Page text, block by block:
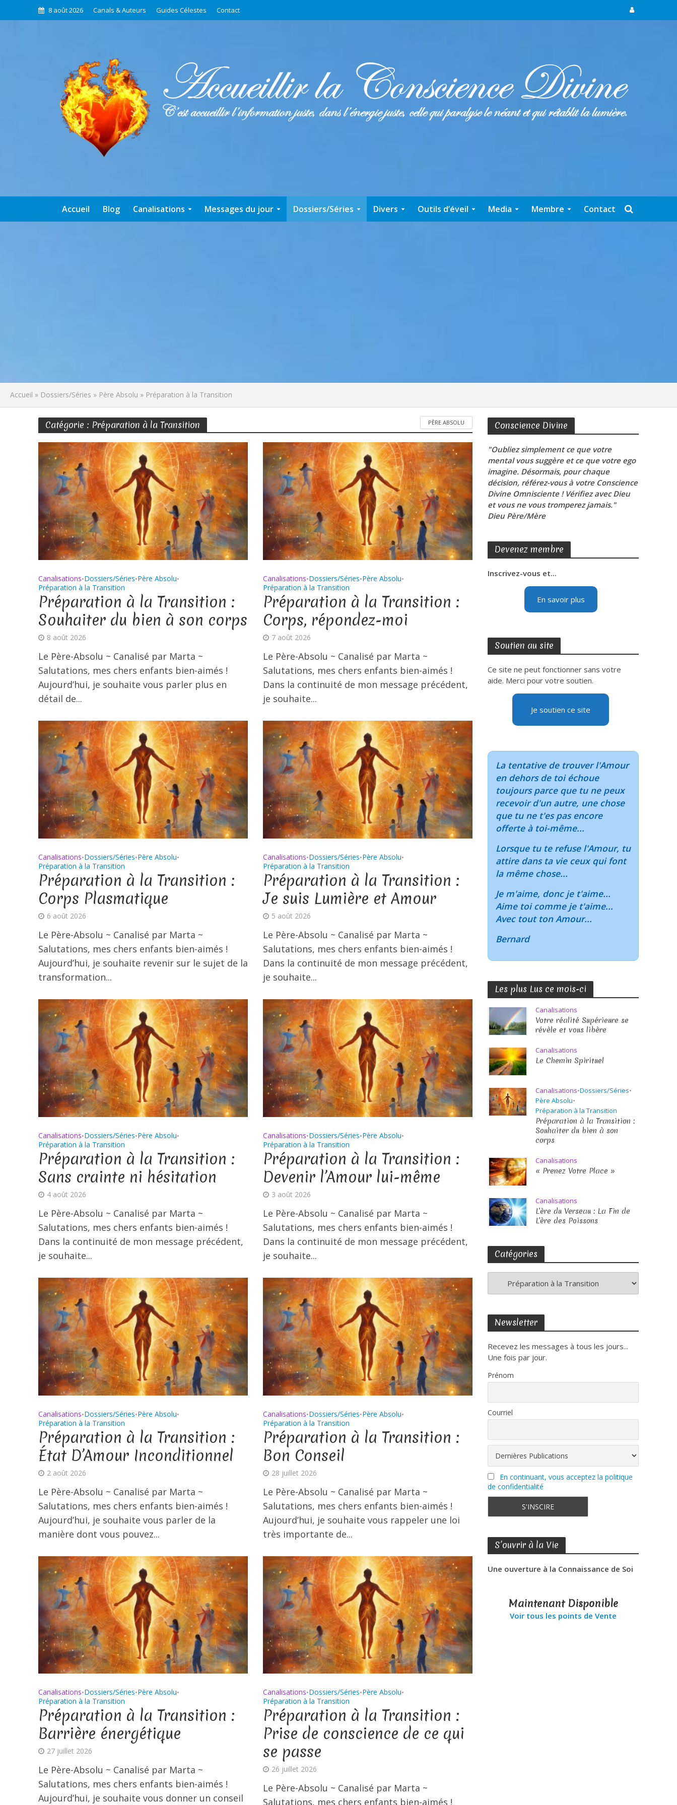
8 août 2026 Canals & Auteurs Guides Célestes Contact
Accueil Blog Canalisations Messages du jour Dossiers/Séries Divers Outils d’éveil Media Membre Contact
Accueil » Dossiers/Séries » Père Absolu » Préparation à la Transition
Catégorie : Préparation à la Transition PÈRE ABSOLU
Canalisations•Dossiers/Séries•Père Absolu•
Préparation à la Transition
Préparation à la Transition :
Souhaiter du bien à son corps
8 août 2026
Le Père-Absolu ~ Canalisé par Marta ~
Salutations, mes chers enfants bien-aimés !
Aujourd’hui, je souhaite vous parler plus en
détail de...
Canalisations•Dossiers/Séries•Père Absolu•
Préparation à la Transition
Préparation à la Transition :
Corps, répondez-moi
7 août 2026
Le Père-Absolu ~ Canalisé par Marta ~
Salutations, mes chers enfants bien-aimés !
Dans la continuité de mon message précédent,
je souhaite...
Canalisations•Dossiers/Séries•Père Absolu•
Préparation à la Transition
Préparation à la Transition :
Corps Plasmatique
6 août 2026
Le Père-Absolu ~ Canalisé par Marta ~
Salutations, mes chers enfants bien-aimés !
Aujourd’hui, je souhaite revenir sur le sujet de la
transformation...
Canalisations•Dossiers/Séries•Père Absolu•
Préparation à la Transition
Préparation à la Transition :
Je suis Lumière et Amour
5 août 2026
Le Père-Absolu ~ Canalisé par Marta ~
Salutations, mes chers enfants bien-aimés !
Dans la continuité de mon message précédent,
je souhaite...
Canalisations•Dossiers/Séries•Père Absolu•
Préparation à la Transition
Préparation à la Transition :
Sans crainte ni hésitation
4 août 2026
Le Père-Absolu ~ Canalisé par Marta ~
Salutations, mes chers enfants bien-aimés !
Dans la continuité de mon message précédent,
je souhaite...
Canalisations•Dossiers/Séries•Père Absolu•
Préparation à la Transition
Préparation à la Transition :
Devenir l’Amour lui-même
3 août 2026
Le Père-Absolu ~ Canalisé par Marta ~
Salutations, mes chers enfants bien-aimés !
Dans la continuité de mon message précédent,
je souhaite...
Canalisations•Dossiers/Séries•Père Absolu•
Préparation à la Transition
Préparation à la Transition :
État D’Amour Inconditionnel
2 août 2026
Le Père-Absolu ~ Canalisé par Marta ~
Salutations, mes chers enfants bien-aimés !
Aujourd’hui, je souhaite vous parler de la
manière dont vous pouvez...
Canalisations•Dossiers/Séries•Père Absolu•
Préparation à la Transition
Préparation à la Transition :
Bon Conseil
28 juillet 2026
Le Père-Absolu ~ Canalisé par Marta ~
Salutations, mes chers enfants bien-aimés !
Aujourd’hui, je souhaite vous rappeler une loi
très importante de...
Canalisations•Dossiers/Séries•Père Absolu•
Préparation à la Transition
Préparation à la Transition :
Barrière énergétique
27 juillet 2026
Le Père-Absolu ~ Canalisé par Marta ~
Salutations, mes chers enfants bien-aimés !
Aujourd’hui, je souhaite vous donner un conseil
Canalisations•Dossiers/Séries•Père Absolu•
Préparation à la Transition
Préparation à la Transition :
Prise de conscience de ce qui
se passe
26 juillet 2026
Le Père-Absolu ~ Canalisé par Marta ~
Salutations, mes chers enfants bien-aimés !
Conscience Divine
"Oubliez simplement ce que votre
mental vous suggère et ce que votre ego
imagine. Désormais, pour chaque
décision, référez-vous à votre Conscience
Divine Omnisciente ! Vérifiez avec Dieu
et vous ne vous tromperez jamais."
Dieu Père/Mère
Devenez membre
Inscrivez-vous et...
En savoir plus
Soutien au site
Ce site ne peut fonctionner sans votre
aide. Merci pour votre soutien.
Je soutien ce site
La tentative de trouver l'Amour
en dehors de toi échoue
toujours parce que tu ne peux
recevoir d'un autre, une chose
que tu ne t'es pas encore
offerte à toi-même...
Lorsque tu te refuse l'Amour, tu
attire dans ta vie ceux qui font
la même chose...
Je m'aime, donc je t'aime...
Aime toi comme je t'aime...
Avec tout ton Amour...
Bernard
Les plus Lus ce mois-ci
Canalisations
Votre réalité Supérieure se
révèle et vous libère
Canalisations
Le Chemin Spirituel
Canalisations•Dossiers/Séries•
Père Absolu•
Préparation à la Transition
Préparation à la Transition :
Souhaiter du bien à son
corps
Canalisations
« Prenez Votre Place »
Canalisations
L’ère du Verseau : La Fin de
L’ère des Poissons
Catégories
Newsletter
Recevez les messages à tous les jours...
Une fois par jour.
Prénom
Courriel
En continuant, vous acceptez la politique
de confidentialité
S’ouvrir à la Vie
Une ouverture à la Connaissance de Soi
Maintenant Disponible
Voir tous les points de Vente